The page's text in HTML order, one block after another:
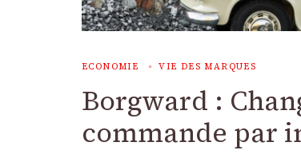
ECONOMIE VIE DES MARQUES
Borgward :
commande par